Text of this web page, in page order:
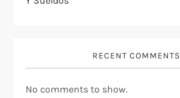
RECENT COMMENTS
No comments to show.